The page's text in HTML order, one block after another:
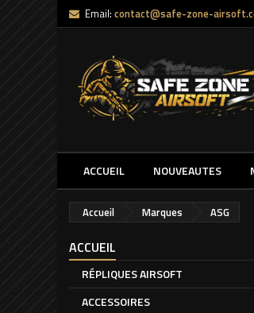
Email: contact@safe-zone-
ACCUEIL NOUVEAUTES
Accueil Marques ASG
ACCUEIL
RÉPLIQUES AIRSOFT
ACCESSOIRES